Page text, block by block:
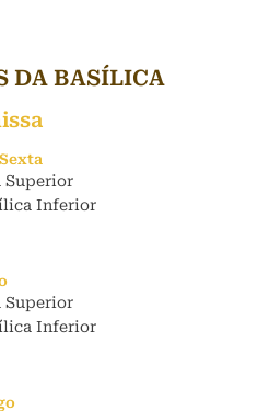
DA BASÍLICA
Superior
Inferior
Superior
Inferior